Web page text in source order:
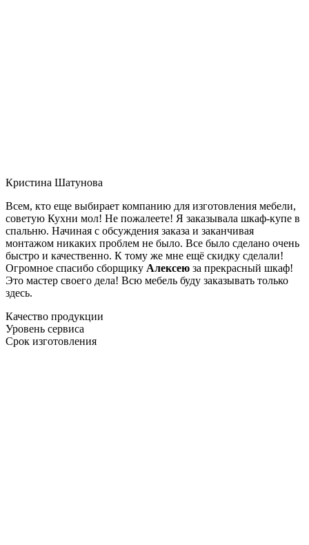
Кристина Шатунова
Всем, кто еще выбирает компанию для изготовления мебели,
советую Кухни мол! Не пожалеете! Я заказывала шкаф-купе в
спальню. Начиная с обсуждения заказа и заканчивая
монтажом никаких проблем не было. Все было сделано очень
быстро и качественно. К тому же мне ещё скидку сделали!
Огромное спасибо сборщику Алексею за прекрасный шкаф!
Это мастер своего дела! Всю мебель буду заказывать только
здесь.
Качество продукции
Уровень сервиса
Срок изготовления